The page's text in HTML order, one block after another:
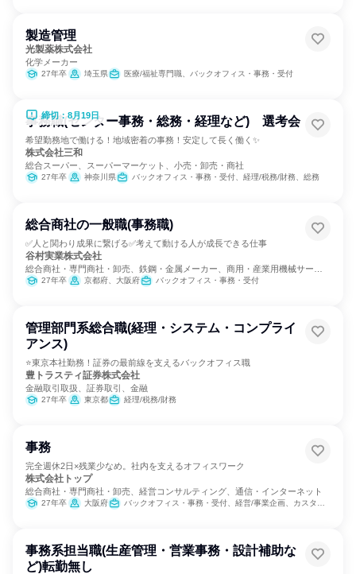
製造管理
光製薬株式会社
化学メーカー
27年卒 埼玉県 医療/福祉専門職、バックオフィス・事務・受付
締切：8月19日
事務職(センター事務・総務・経理など) 選考会
希望勤務地で働ける！地域密着の事務！安定して長く働く✨
株式会社三和
総合スーパー、スーパーマーケット、小売・卸売・商社
27年卒 神奈川県 バックオフィス・事務・受付、経理/税務/財務、総務
総合商社の一般職(事務職)
✅人と関わり成果に繋げる✅考えて動ける人が成長できる仕事
谷村実業株式会社
総合商社・専門商社・卸売、鉄鋼・金属メーカー、商用・産業用機械サービ
ス
27年卒 京都府、大阪府 バックオフィス・事務・受付
管理部門系総合職(経理・システム・コンプライ
アンス)
⭐東京本社勤務！証券の最前線を支えるバックオフィス職
豊トラスティ証券株式会社
金融取引取扱、証券取引、金融
27年卒 東京都 経理/税務/財務
事務
完全週休2日×残業少なめ。社内を支えるオフィスワーク
株式会社トップ
総合商社・専門商社・卸売、経営コンサルティング、通信・インターネット
27年卒 大阪府 バックオフィス・事務・受付、経営/事業企画、カスタマーサポート/コールセンター
事務系担当職(生産管理・営業事務・設計補助な
ど)転勤無し